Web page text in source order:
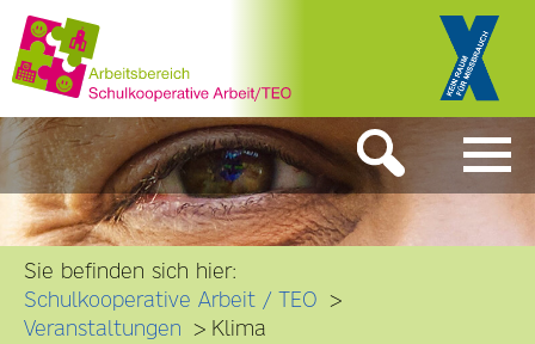
Sie befinden sich hier:
Schulkooperative Arbeit / TEO
Veranstaltungen
Klima